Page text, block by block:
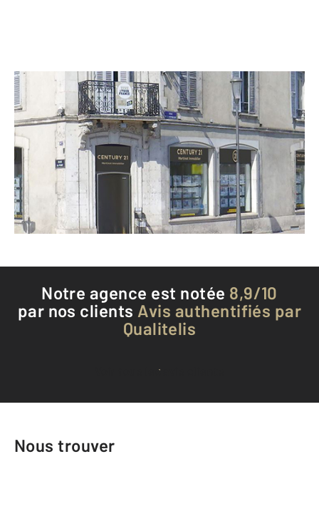
CENTURY 21 Martinot Immobilier
107 rue du Pont
AUXERRE - 89000
Envoyer un message
Téléphoner à l'agence
Notre agence est notée 8,9/10
par nos clients Avis authentifiés par
Qualitelis
Voir tous les avis clients
Nous trouver